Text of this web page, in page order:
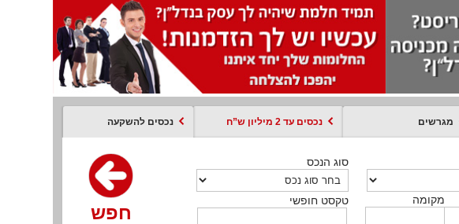
מגרשים נכסים עד 2 מיליון ש”ח נכסים להשקעה
מקומה
סוג הנכס
טקסט חופשי
חפש
מקומה
סוג הנכס
טקסט חופשי
חפש
מקומה
סוג הנכס
טקסט חופשי
חפש
מקומה
סוג עסקה
טקסט חופשי
חפש חפש
סוג הנכס
חפש
עד קומה
טקסט חופשי
חפש